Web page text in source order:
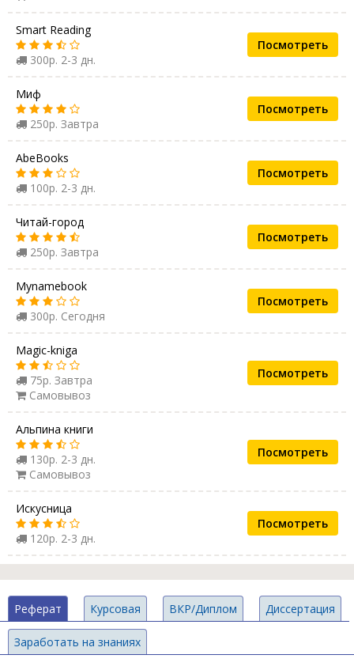
Smart Reading
300р. 2-3 дн.
Посмотреть
Миф
250р. Завтра
Посмотреть
AbeBooks
100р. 2-3 дн.
Посмотреть
Читай-город
250р. Завтра
Посмотреть
Mynamebook
300р. Сегодня
Посмотреть
Magic-kniga
75р. Завтра
Самовывоз
Посмотреть
Альпина книги
130р. 2-3 дн.
Самовывоз
Посмотреть
Искусница
120р. 2-3 дн.
Посмотреть
Реферат Курсовая ВКР/Диплом Диссертация
Заработать на знаниях